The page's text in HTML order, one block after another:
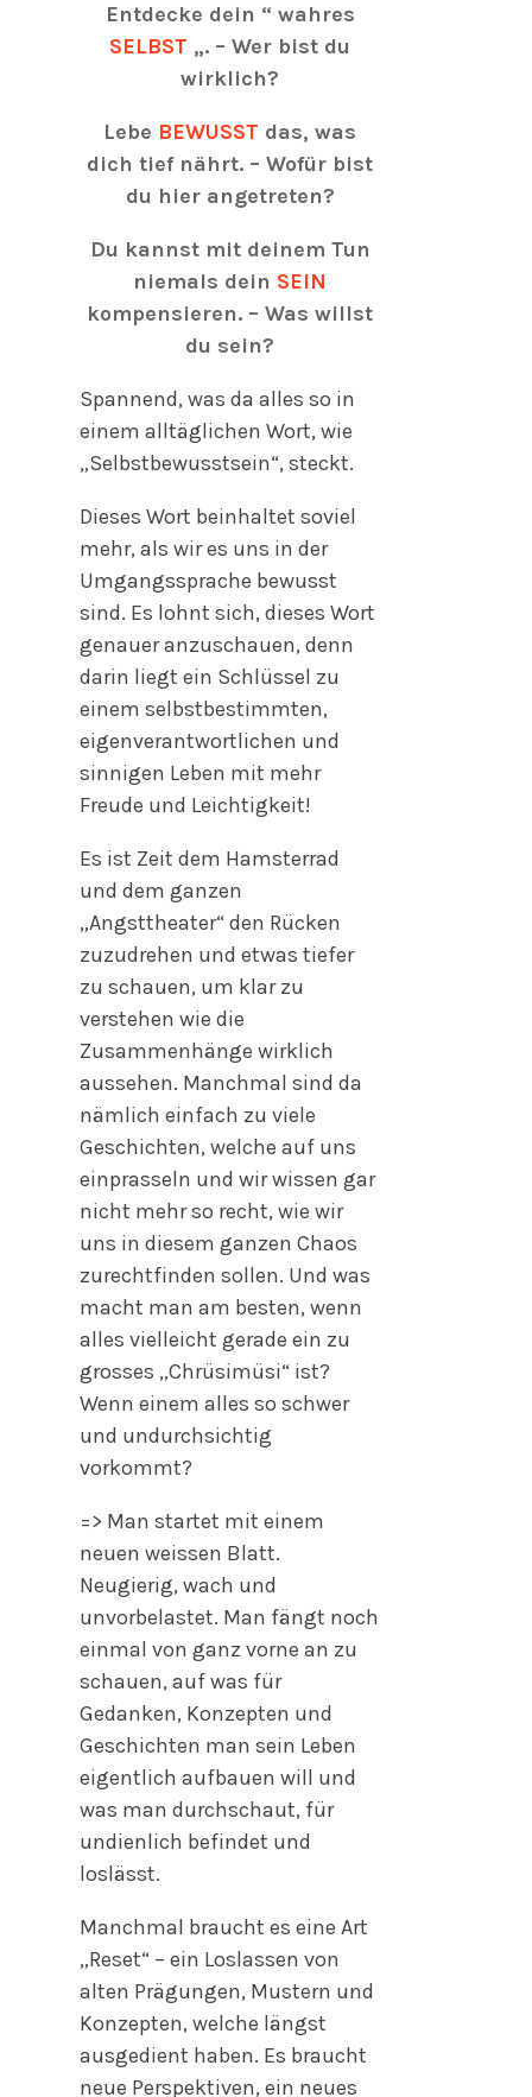
Entdecke dein “ wahres
SELBST „. – Wer bist du
wirklich?
Lebe BEWUSST das, was
dich tief nährt. – Wofür bist
du hier angetreten?
Du kannst mit deinem Tun
niemals dein SEIN
kompensieren. – Was willst
du sein?
Spannend, was da alles so in
einem alltäglichen Wort, wie
„Selbstbewusstsein“, steckt.
Dieses Wort beinhaltet soviel
mehr, als wir es uns in der
Umgangssprache bewusst
sind. Es lohnt sich, dieses Wort
genauer anzuschauen, denn
darin liegt ein Schlüssel zu
einem selbstbestimmten,
eigenverantwortlichen und
sinnigen Leben mit mehr
Freude und Leichtigkeit!
Es ist Zeit dem Hamsterrad
und dem ganzen
„Angsttheater“ den Rücken
zuzudrehen und etwas tiefer
zu schauen, um klar zu
verstehen wie die
Zusammenhänge wirklich
aussehen. Manchmal sind da
nämlich einfach zu viele
Geschichten, welche auf uns
einprasseln und wir wissen gar
nicht mehr so recht, wie wir
uns in diesem ganzen Chaos
zurechtfinden sollen. Und was
macht man am besten, wenn
alles vielleicht gerade ein zu
grosses „Chrüsimüsi“ ist?
Wenn einem alles so schwer
und undurchsichtig
vorkommt?
=> Man startet mit einem
neuen weissen Blatt.
Neugierig, wach und
unvorbelastet. Man fängt noch
einmal von ganz vorne an zu
schauen, auf was für
Gedanken, Konzepten und
Geschichten man sein Leben
eigentlich aufbauen will und
was man durchschaut, für
undienlich befindet und
loslässt.
Manchmal braucht es eine Art
„Reset“ – ein Loslassen von
alten Prägungen, Mustern und
Konzepten, welche längst
ausgedient haben. Es braucht
neue Perspektiven, ein neues